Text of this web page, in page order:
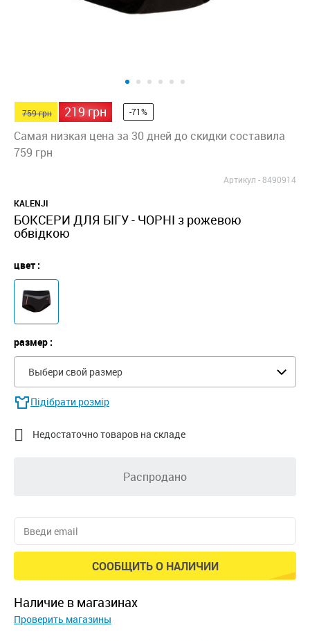
759 грн 219 грн -71%
Самая низкая цена за 30 дней до скидки составила
759 грн
Артикул -8490914
KALENJI
БОКСЕРИ ДЛЯ БІГУ - ЧОРНІ з рожевою
обвідкою
цвет :
размер :
Выбери свой размер
Підібрати розмір
 Недостаточно товаров на складе
Распродано
СООБЩИТЬ О НАЛИЧИИ
наличие в магазинах
Проверить магазины